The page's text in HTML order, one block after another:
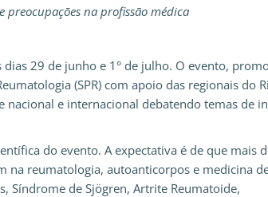
preocupações na profissão médica
dias 29 de junho e 1° de julho. O evento,
(SPR) com apoio das regionais do
nacional e internacional debatendo temas de
do evento. A expectativa é de que mais
na reumatologia, autoanticorpos e medicina
Síndrome de Sjögren, Artrite Reumatoide,